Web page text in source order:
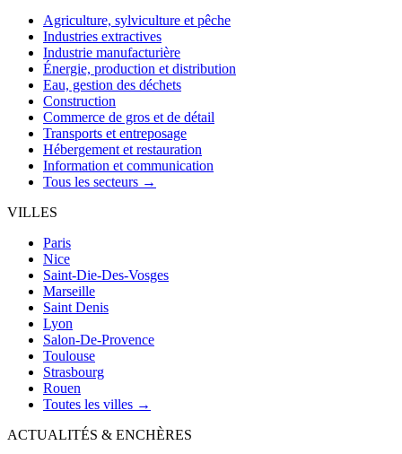
Agriculture, sylviculture et pêche
Industries extractives
Industrie manufacturière
Énergie, production et distribution
Eau, gestion des déchets
Construction
Commerce de gros et de détail
Transports et entreposage
Hébergement et restauration
Information et communication
Tous les secteurs →
VILLES
Paris
Nice
Saint-Die-Des-Vosges
Marseille
Saint Denis
Lyon
Salon-De-Provence
Toulouse
Strasbourg
Rouen
Toutes les villes →
ACTUALITÉS & ENCHÈRES